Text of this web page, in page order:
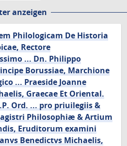
anzeigen
Philologicam De Historia
Rectore
... Dn. Philippo
Borussiae, Marchione
... Praeside Joanne
Graecae Et Oriental.
Ord. ... pro priuilegiis &
Philosophiæ & Artium
Eruditorum examini
Benedictvs Michaelis,